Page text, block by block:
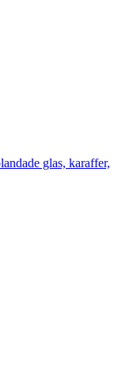
glas, karaffer,